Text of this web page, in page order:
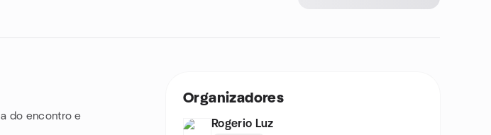
do encontro e
Organizadores
Rogerio Luz